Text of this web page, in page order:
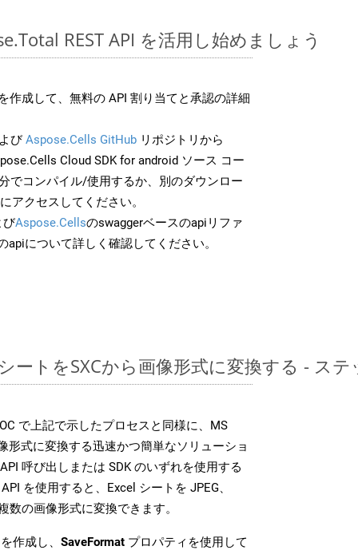
REST API を活用し始めましょう
作成して、無料の API 割り当てと承認の詳細
びAspose.Cells GitHub リポジトリから
Cloud SDK for android ソース コー
でコンパイル/使用するか、別のダウンロー
アクセスしてください。
びAspose.Cellsのswaggerベースのapiリファ
apiについて詳しく確認してください。
ートをSXCから画像形式に変換する - ス
で上記で示したプロセスと同様に、MS
形式に変換する迅速かつ簡単なソリューショ
呼び出しまたは SDK のいずれを使用する
を使用すると、Excel シートを JPEG、
数の画像形式に変換できます。
作成し、 SaveFormat プロパティを使用して